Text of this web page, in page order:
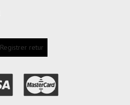
Registrer retur